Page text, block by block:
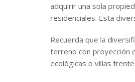
adquirir una sola
residenciales. Esta
Recuerda que la
terreno con proyección
ecológicas o villas